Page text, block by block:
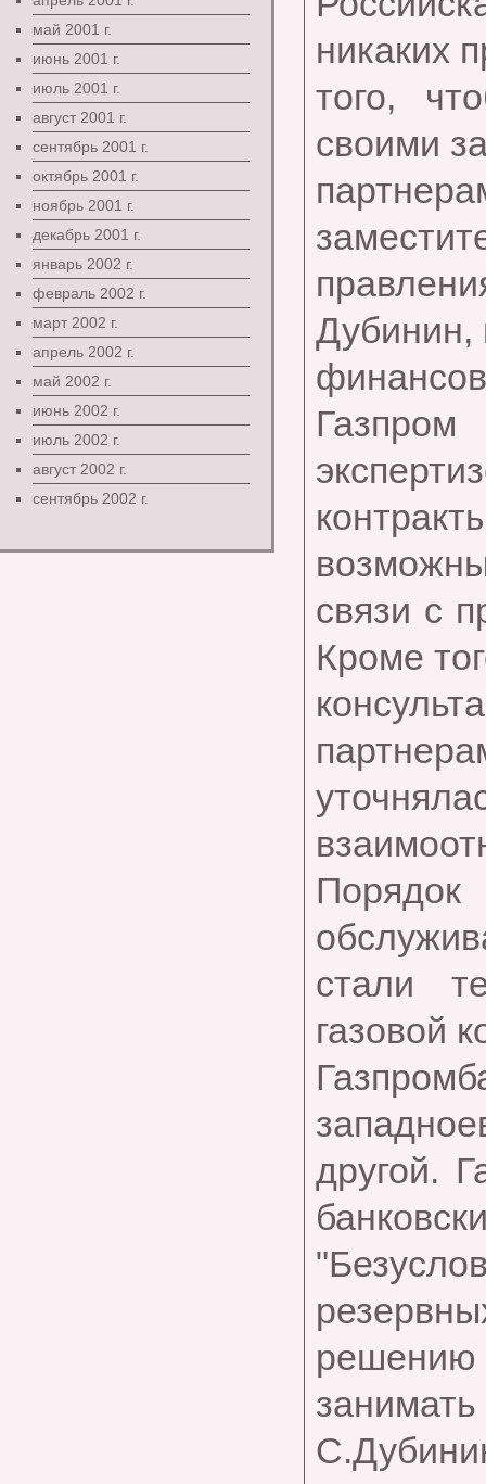
май 2001 г.
июнь 2001 г.
июль 2001 г.
август 2001 г.
сентябрь 2001 г.
октябрь 2001 г.
ноябрь 2001 г.
декабрь 2001 г.
январь 2002 г.
февраль 2002 г.
март 2002 г.
апрель 2002 г.
май 2002 г.
июнь 2002 г.
июль 2002 г.
август 2002 г.
сентябрь 2002 г.
никаких
того,
своими
Дубинин,
связи с
Кроме
стали
газовой
другой.
решению